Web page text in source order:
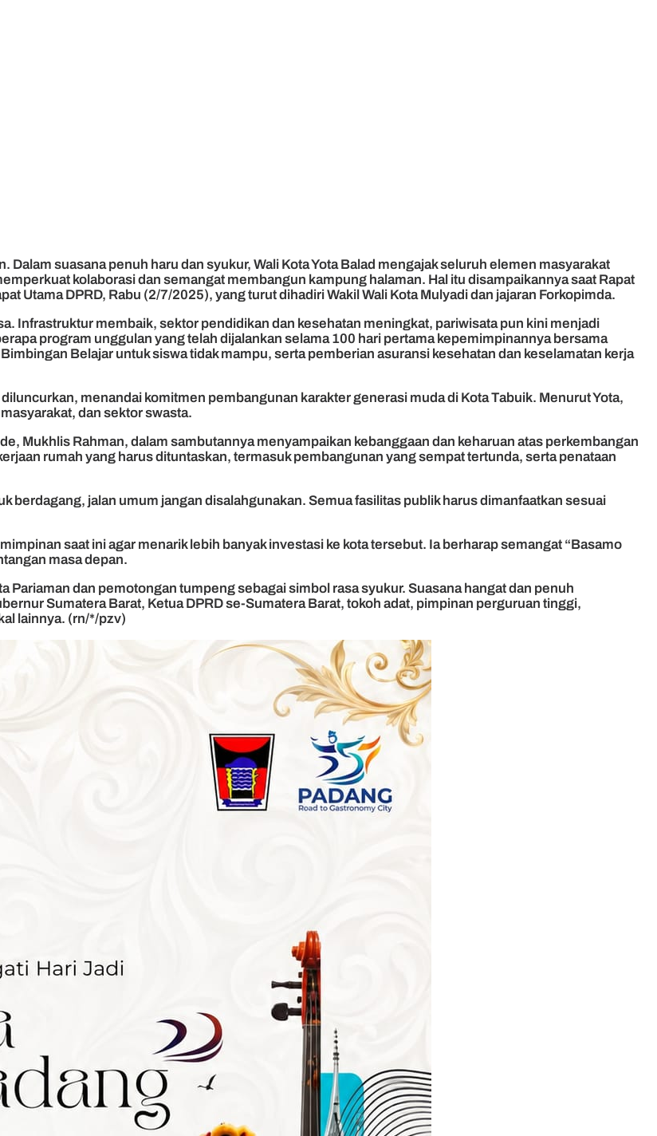
Dalam suasana penuh haru dan syukur, Wali Kota Yota Balad mengajak seluruh elemen masyarakat
kolaborasi dan semangat membangun kampung halaman. Hal itu disampaikannya saat Rapat
Utama DPRD, Rabu (2/7/2025), yang turut dihadiri Wakil Wali Kota Mulyadi dan jajaran Forkopimda.
Infrastruktur membaik, sektor pendidikan dan kesehatan meningkat, pariwisata pun kini menjadi
program unggulan yang telah dijalankan selama 100 hari pertama kepemimpinannya bersama
Belajar untuk siswa tidak mampu, serta pemberian asuransi kesehatan dan keselamatan kerja
menandai komitmen pembangunan karakter generasi muda di Kota Tabuik. Menurut Yota,
dan sektor swasta.
Mukhlis Rahman, dalam sambutannya menyampaikan kebanggaan dan keharuan atas perkembangan
rumah yang harus dituntaskan, termasuk pembangunan yang sempat tertunda, serta penataan
berdagang, jalan umum jangan disalahgunakan. Semua fasilitas publik harus dimanfaatkan sesuai
saat ini agar menarik lebih banyak investasi ke kota tersebut. Ia berharap semangat “Basamo
masa depan.
dan pemotongan tumpeng sebagai simbol rasa syukur. Suasana hangat dan penuh
Sumatera Barat, Ketua DPRD se-Sumatera Barat, tokoh adat, pimpinan perguruan tinggi,
lainnya. (rn/*/pzv)